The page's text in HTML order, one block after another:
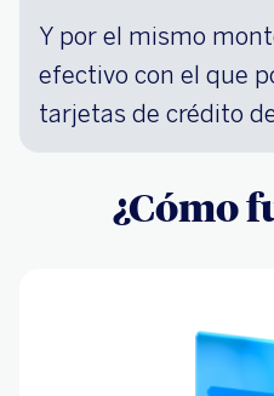
Y por el mismo
efectivo con el que
tarjetas de crédito
¿Cómo